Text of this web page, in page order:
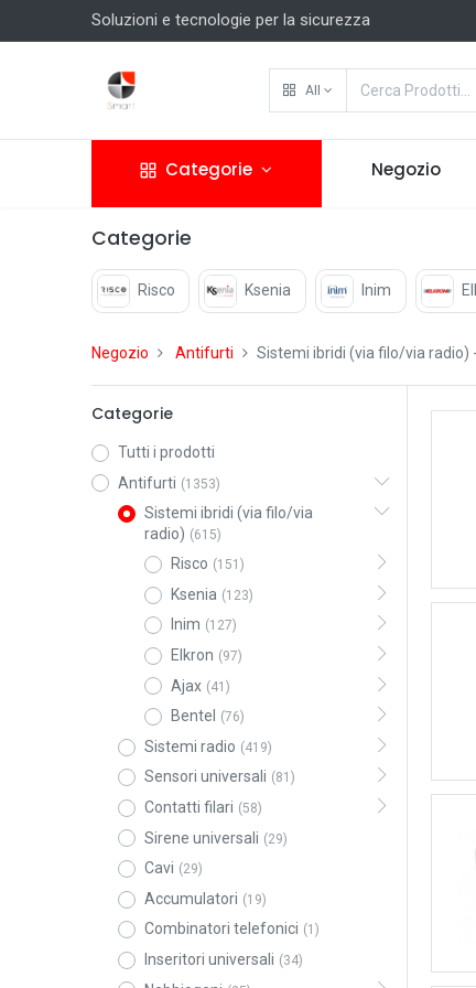
Soluzioni e tecnologie per la sicurezza
All
Categorie Negozio
Categorie
Risco Ksenia Inim
Negozio Antifurti Sistemi ibridi (via filo/via radio)
Categorie
Tutti i prodotti
Antifurti (1353)
Sistemi ibridi (via filo/via
radio) (615)
Risco (151)
Ksenia (123)
Inim (127)
Elkron (97)
Ajax (41)
Bentel (76)
Sistemi radio (419)
Sensori universali (81)
Contatti filari (58)
Sirene universali (29)
Cavi (29)
Accumulatori (19)
Combinatori telefonici (1)
Inseritori universali (34)